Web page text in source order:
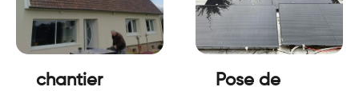
chantier
Pose de